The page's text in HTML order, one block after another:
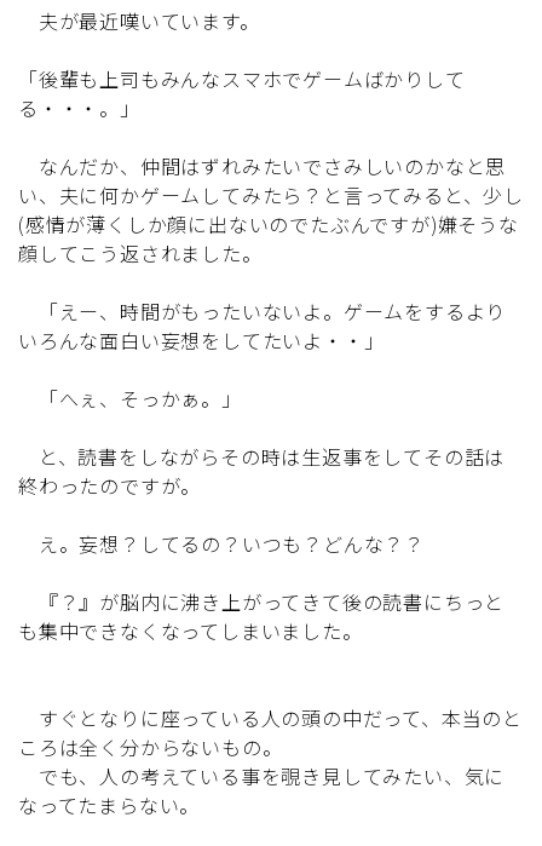
夫が最近嘆いています。
「後輩も上司もみんなスマホでゲームばかりして
る・・・。」
なんだか、仲間はずれみたいでさみしいのかなと思
い、夫に何かゲームしてみたら？と言ってみると、少し
(感情が薄くしか顔に出ないのでたぶんですが)嫌そうな
顔してこう返されました。
「えー、時間がもったいないよ。ゲームをするより
いろんな面白い妄想をしてたいよ・・」
「へぇ、そっかぁ。」
と、読書をしながらその時は生返事をしてその話は
終わったのですが。
え。妄想？してるの？いつも？どんな？？
『？』が脳内に沸き上がってきて後の読書にちっと
も集中できなくなってしまいました。
すぐとなりに座っている人の頭の中だって、本当のと
ころは全く分からないもの。
でも、人の考えている事を覗き見してみたい、気に
なってたまらない。